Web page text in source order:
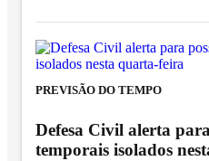
PREVISÃO DO TEMPO
Defesa Civil alerta
temporais isolados